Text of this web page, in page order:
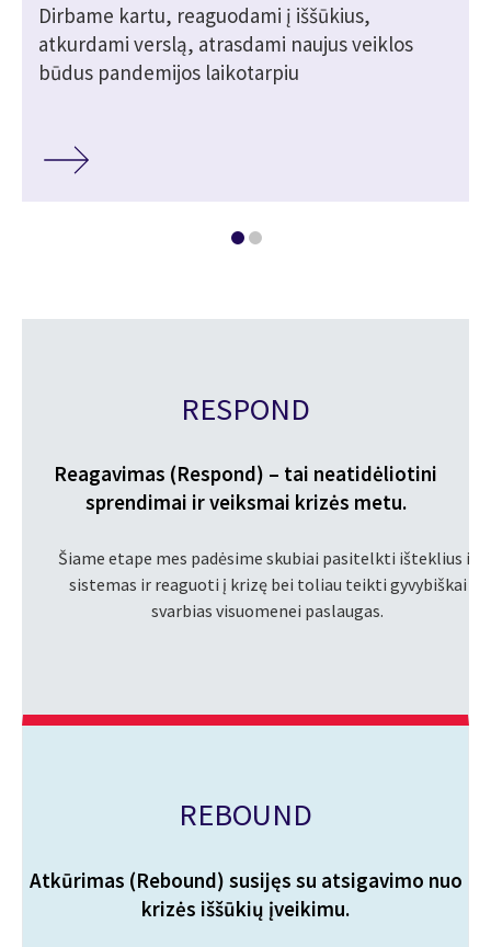
Dirbame kartu, reaguodami į iššūkius,
atkurdami verslą, atrasdami naujus veiklos
būdus pandemijos laikotarpiu
RESPOND
Reagavimas (Respond) – tai neatidėliotini
sprendimai ir veiksmai krizės metu.
Šiame etape mes padėsime skubiai pasitelkti išteklius ir
sistemas ir reaguoti į krizę bei toliau teikti gyvybiškai
svarbias visuomenei paslaugas.
REBOUND
Atkūrimas (Rebound) susijęs su atsigavimo nuo
krizės iššūkių įveikimu.